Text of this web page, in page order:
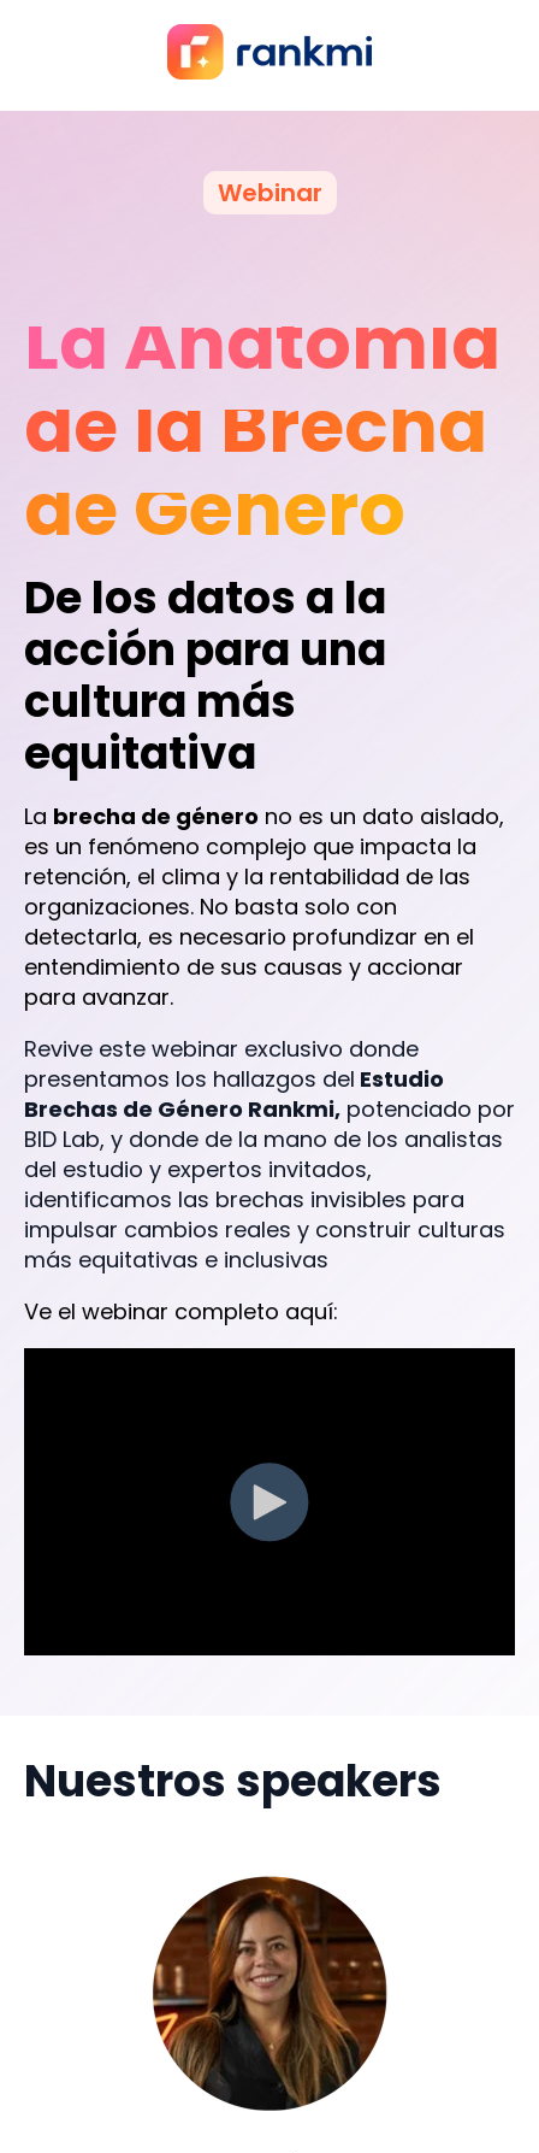
Webinar
La Anatomía
de la Brecha
de Género
De los datos a la
acción para una
cultura más
equitativa
La brecha de género no es un dato aislado,
es un fenómeno complejo que impacta la
retención, el clima y la rentabilidad de las
organizaciones. No basta solo con
detectarla, es necesario profundizar en el
entendimiento de sus causas y accionar
para avanzar.
Revive este webinar exclusivo donde
presentamos los hallazgos del Estudio
Brechas de Género Rankmi, potenciado por
BID Lab, y donde de la mano de los analistas
del estudio y expertos invitados,
identificamos las brechas invisibles para
impulsar cambios reales y construir culturas
más equitativas e inclusivas
Ve el webinar completo aquí:
Nuestros speakers